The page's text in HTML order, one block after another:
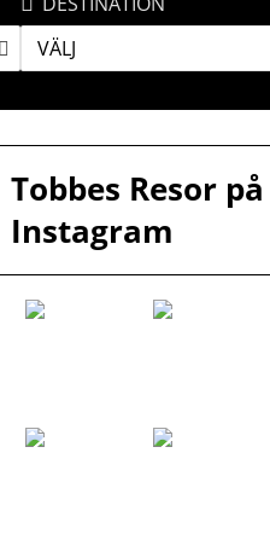
VÄLJ
Tobbes Resor på
Instagram